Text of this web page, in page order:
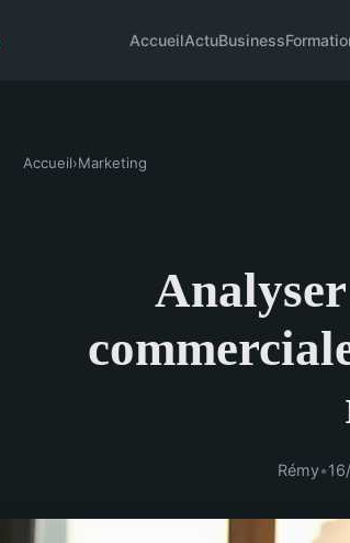
AccueilActuBusiness
Accueil›Marketing
Rémy•